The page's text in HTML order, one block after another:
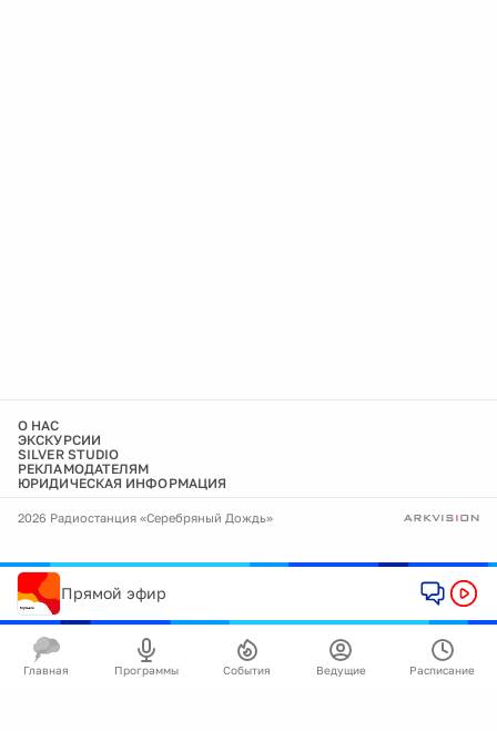
О НАС
ЭКСКУРСИИ
SILVER STUDIO
РЕКЛАМОДАТЕЛЯМ
ЮРИДИЧЕСКАЯ ИНФОРМАЦИЯ
2026 Радиостанция «Серебряный Дождь»
Прямой эфир
Главная Программы События Ведущие Расписание